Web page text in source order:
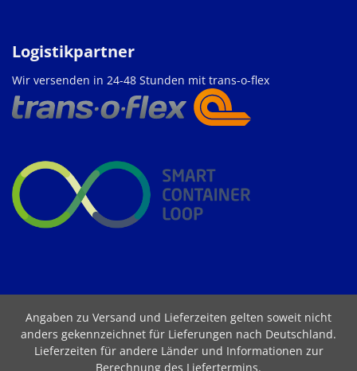
Logistikpartner
Wir versenden in 24-48 Stunden mit trans-o-flex
Angaben zu Versand und Lieferzeiten gelten soweit nicht
anders gekennzeichnet für Lieferungen nach Deutschland.
Lieferzeiten für andere Länder und Informationen zur
Berechnung des Liefertermins.